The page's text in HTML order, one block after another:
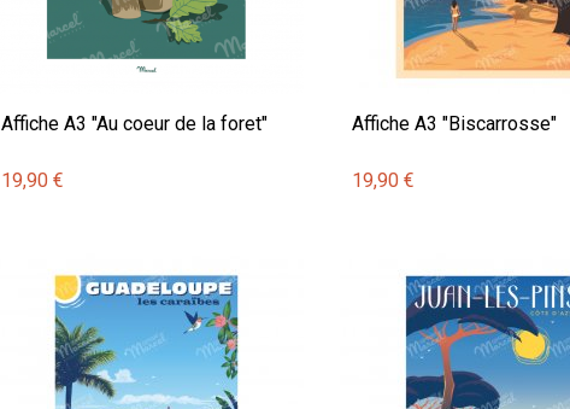
Affiche A3 "Au coeur de la foret"
19,90 €
Affiche A3 "Biscarrosse"
19,90 €